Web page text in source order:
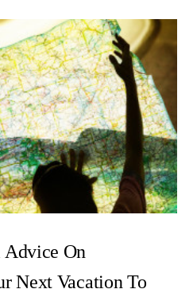
On
Next Vacation To